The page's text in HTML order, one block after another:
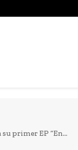
primer EP “En...